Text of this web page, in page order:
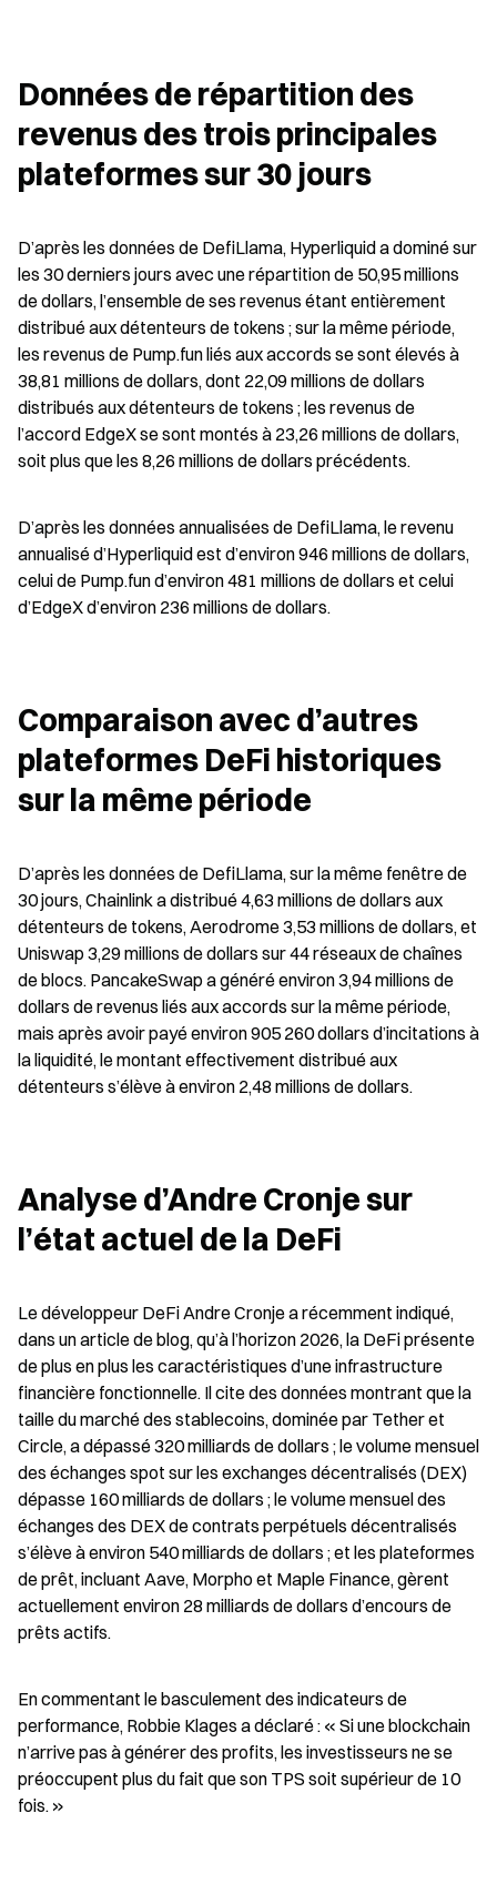
Données de répartition des
revenus des trois principales
plateformes sur 30 jours
D’après les données de DefiLlama, Hyperliquid a dominé sur
les 30 derniers jours avec une répartition de 50,95 millions
de dollars, l’ensemble de ses revenus étant entièrement
distribué aux détenteurs de tokens ; sur la même période,
les revenus de Pump.fun liés aux accords se sont élevés à
38,81 millions de dollars, dont 22,09 millions de dollars
distribués aux détenteurs de tokens ; les revenus de
l’accord EdgeX se sont montés à 23,26 millions de dollars,
soit plus que les 8,26 millions de dollars précédents.
D’après les données annualisées de DefiLlama, le revenu
annualisé d’Hyperliquid est d’environ 946 millions de dollars,
celui de Pump.fun d’environ 481 millions de dollars et celui
d’EdgeX d’environ 236 millions de dollars.
Comparaison avec d’autres
plateformes DeFi historiques
sur la même période
D’après les données de DefiLlama, sur la même fenêtre de
30 jours, Chainlink a distribué 4,63 millions de dollars aux
détenteurs de tokens, Aerodrome 3,53 millions de dollars, et
Uniswap 3,29 millions de dollars sur 44 réseaux de chaînes
de blocs. PancakeSwap a généré environ 3,94 millions de
dollars de revenus liés aux accords sur la même période,
mais après avoir payé environ 905 260 dollars d’incitations à
la liquidité, le montant effectivement distribué aux
détenteurs s’élève à environ 2,48 millions de dollars.
Analyse d’Andre Cronje sur
l’état actuel de la DeFi
Le développeur DeFi Andre Cronje a récemment indiqué,
dans un article de blog, qu’à l’horizon 2026, la DeFi présente
de plus en plus les caractéristiques d’une infrastructure
financière fonctionnelle. Il cite des données montrant que la
taille du marché des stablecoins, dominée par Tether et
Circle, a dépassé 320 milliards de dollars ; le volume mensuel
des échanges spot sur les exchanges décentralisés (DEX)
dépasse 160 milliards de dollars ; le volume mensuel des
échanges des DEX de contrats perpétuels décentralisés
s’élève à environ 540 milliards de dollars ; et les plateformes
de prêt, incluant Aave, Morpho et Maple Finance, gèrent
actuellement environ 28 milliards de dollars d’encours de
prêts actifs.
En commentant le basculement des indicateurs de
performance, Robbie Klages a déclaré : « Si une blockchain
n’arrive pas à générer des profits, les investisseurs ne se
préoccupent plus du fait que son TPS soit supérieur de 10
fois. »